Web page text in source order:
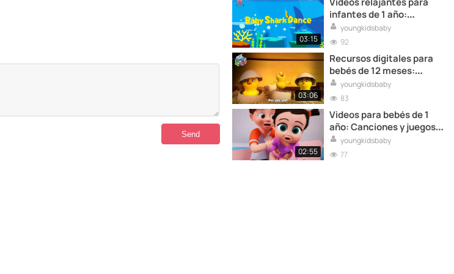
03:15
infantes de 1 año:
Melodías para momentos
de relajación
youngkidsbaby
92
03:06
Recursos digitales para
bebés de 12 meses:
Canciones para disfrutar
en familia
youngkidsbaby
83
02:55
Videos para bebés de 1
año: Canciones y juegos
divertidos
youngkidsbaby
77